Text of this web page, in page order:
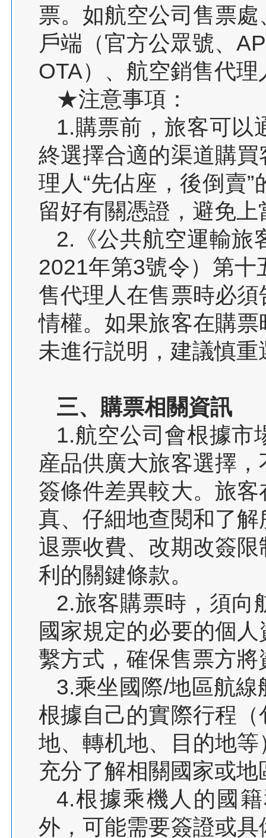
票。如航空公司售票
戶端（官方公眾號、
OTA）、航空銷售代理
★注意事項：
1.購票前，旅客可以
終選擇合適的渠道購
理人“先佔座，後倒賣
留好有關憑證，避免上
2.《公共航空運輸旅
2021年第3號令）第十
售代理人在售票時必
情權。如果旅客在購
未進行説明，建議慎
三、購票相關資訊
1.航空公司會根據市
産品供廣大旅客選擇
簽條件差異較大。旅
真、仔細地查閱和了
退票收費、改期改簽
利的關鍵條款。
2.旅客購票時，須向
國家規定的必要的個
繫方式，確保售票方
3.乘坐國際/地區航
根據自己的實際行程
地、轉机地、目的地
充分了解相關國家或
4.根據乘機人的國
外，可能需要簽證或